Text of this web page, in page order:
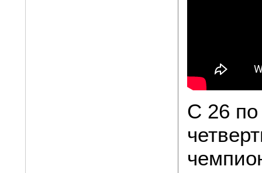
C 26